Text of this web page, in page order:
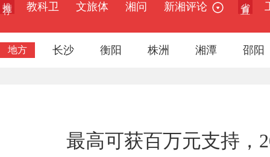
教科卫
文旅体 湘问 新湘评论
地方 长沙 衡阳 株洲 湘潭 邵阳
最高可获百万元支持，